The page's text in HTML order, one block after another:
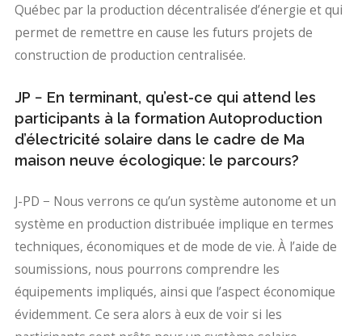
Québec par la production décentralisée d’énergie et qui
permet de remettre en cause les futurs projets de
construction de production centralisée.
JP − En terminant, qu’est-ce qui attend les
participants à la formation Autoproduction
d’électricité solaire dans le cadre de Ma
maison neuve écologique: le parcours?
J-PD − Nous verrons ce qu’un système autonome et un
système en production distribuée implique en termes
techniques, économiques et de mode de vie. À l’aide de
soumissions, nous pourrons comprendre les
équipements impliqués, ainsi que l’aspect économique
évidemment. Ce sera alors à eux de voir si les